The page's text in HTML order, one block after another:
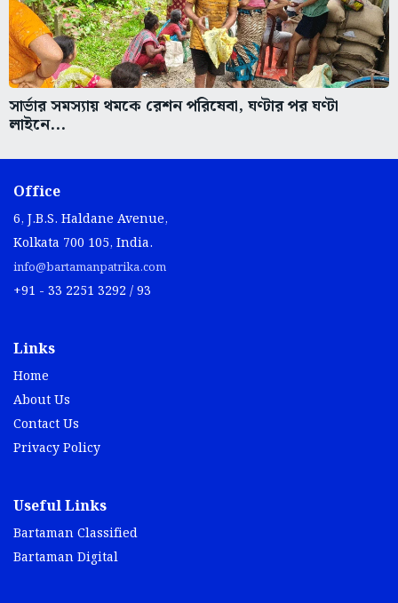
সার্ভার সমস্যায় থমকে রেশন পরিষেবা, ঘণ্টার পর ঘণ্টা
লাইনে...
Office
6, J.B.S. Haldane Avenue,
Kolkata 700 105, India.
info@bartamanpatrika.com
+91 - 33 2251 3292 / 93
Links
Home
About Us
Contact Us
Privacy Policy
Useful Links
Bartaman Classified
Bartaman Digital